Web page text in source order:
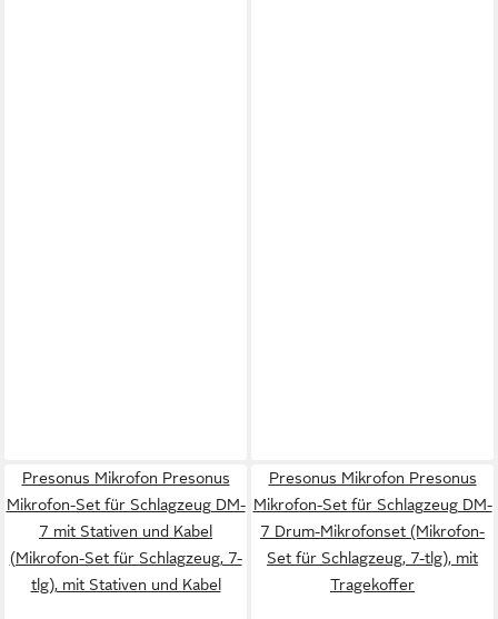
Presonus Mikrofon Presonus
Mikrofon-Set für Schlagzeug DM-
7 mit Stativen und Kabel
(Mikrofon-Set für Schlagzeug, 7-
tlg), mit Stativen und Kabel
Presonus Mikrofon Presonus
Mikrofon-Set für Schlagzeug DM-
7 Drum-Mikrofonset (Mikrofon-
Set für Schlagzeug, 7-tlg), mit
Tragekoffer